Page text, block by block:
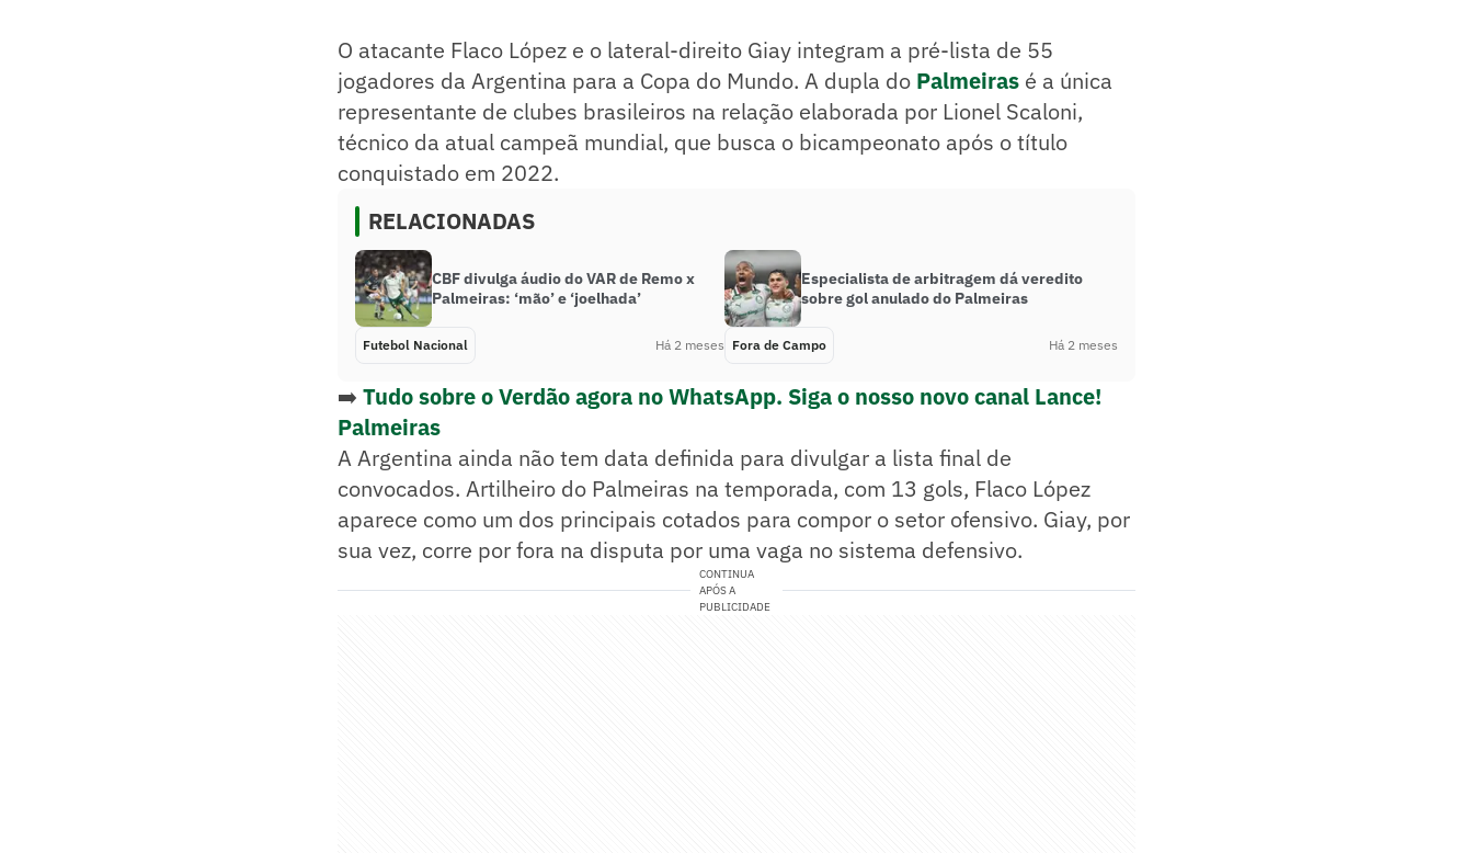
O atacante Flaco López e o lateral-direito Giay integram a pré-lista de 55
jogadores da Argentina para a Copa do Mundo. A dupla do Palmeiras é a única
representante de clubes brasileiros na relação elaborada por Lionel Scaloni,
técnico da atual campeã mundial, que busca o bicampeonato após o título
conquistado em 2022.
RELACIONADAS
CBF divulga áudio do VAR de Remo x
Palmeiras: ‘mão’ e ‘joelhada’
Futebol Nacional Há 2 meses
Especialista de arbitragem dá veredito
sobre gol anulado do Palmeiras
Fora de Campo Há 2 meses
➡️ Tudo sobre o Verdão agora no WhatsApp. Siga o nosso novo canal Lance!
Palmeiras
A Argentina ainda não tem data definida para divulgar a lista final de
convocados. Artilheiro do Palmeiras na temporada, com 13 gols, Flaco López
aparece como um dos principais cotados para compor o setor ofensivo. Giay, por
sua vez, corre por fora na disputa por uma vaga no sistema defensivo.
CONTINUA
APÓS A
PUBLICIDADE